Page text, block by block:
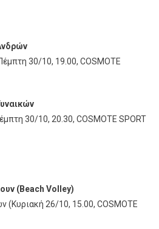
30/10, 19.00, COSMOTE
30/10, 20.30, COSMOTE SPORT
(Beach Volley)
(Κυριακή 26/10, 15.00, COSMOTE